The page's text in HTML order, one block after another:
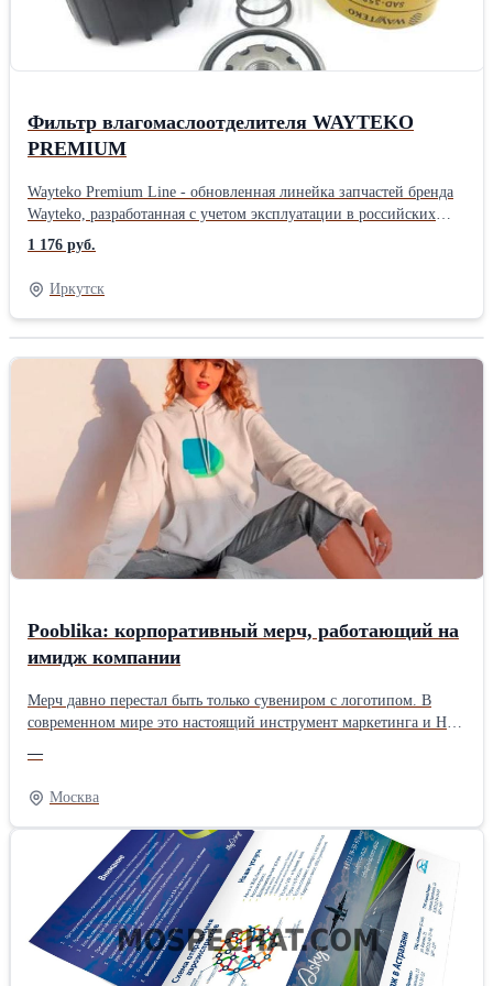
Новая прочная упаковка гарантирует отсутствие повреждений
при транспортировке и хранении запчастей На все запчасти
распространяется гарантия в соответствии с
законодательствомПроизводитель: Wayteko Тип техники:
Фильтр влагомаслоотделителя WAYTEKO
PREMIUM
Wayteko Premium Line - обновленная линейка запчастей бренда
Wayteko, разработанная с учетом эксплуатации в российских
условиях. Все запчасти произведены в Китае на предприятиях с
современным оборудованием, дополнительным контролем
качества. В каждой упаковке есть сертификат качества. Все
предприятия, выпускающие Wayteko Premium Line прошли
сертификацию по стандарту ISO 9001. Особенности и
разработаны для российских условий эксплуатации:и низких
температур Выгодная цена обеспечивается дотацией
производителя, чтобы большее количество потребителей могло
самостоятельно протестировать запчасти При производстве
используется только импортное высококачественное сырье На
производстве осуществляется дополнительный контроль качества
Новая прочная упаковка гарантирует отсутствие повреждений
при транспортировке и хранении запчастей На все запчасти
распространяется гарантия в соответствии с
законодательствомПроизводитель: Wayteko Тип техники:
1 176 руб.
Иркутск
Pooblika: корпоративный мерч, работающий на
имидж компании
Мерч давно перестал быть только сувениром с логотипом. В
современном мире это настоящий инструмент маркетинга и HR,
персоналом и партнерами, наращивать узнаваемость компании и
развивать корпоративную культуру. Pooblika уже 10 лет
превращает мерч в важнейший актив бизнеса – от идеи и
дизайна до изготовления и доставки заказчику. Для
эффективного развития бизнеса и наращивания доверия со
стороны клиентов и деловых партнеров компания предлагает
брендированная одежда Москва и другую продукцию
исключительного качества. Что создает Pooblika Pooblika
реализует полный цикл производства корпоративного мерча: от
подготовки идеи до организации доставки заказчику готовых
—
Москва